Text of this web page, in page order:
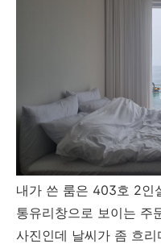
내가 쓴 룸은 403호 2인
통유리창으로 보이는 주
사진인데 날씨가 좀 흐리